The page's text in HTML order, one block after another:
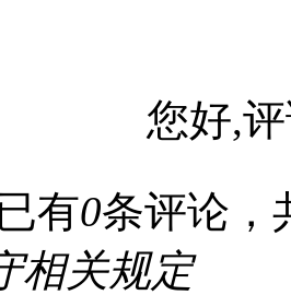
您好,
有0条评论，
相关规定